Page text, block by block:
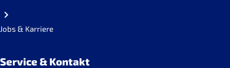
Jobs & Karriere
Service & Kontakt